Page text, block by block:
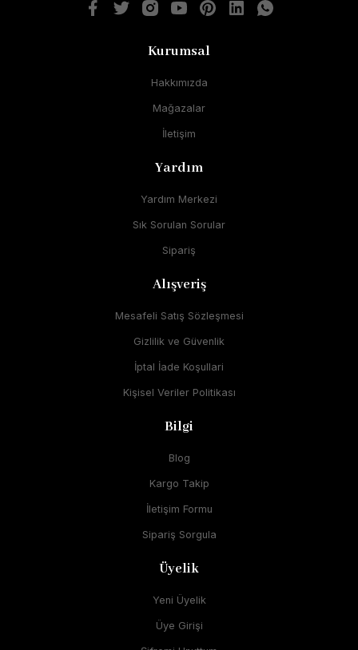
Kurumsal
Hakkımızda
Mağazalar
İletişim
Yardım
Yardım Merkezi
Sık Sorulan Sorular
Sipariş
Alışveriş
Mesafeli Satış Sözleşmesi
Gizlilik ve Güvenlik
İptal İade Koşullari
Kişisel Veriler Politikası
Bilgi
Blog
Kargo Takip
İletişim Formu
Sipariş Sorgula
Üyelik
Yeni Üyelik
Üye Girişi